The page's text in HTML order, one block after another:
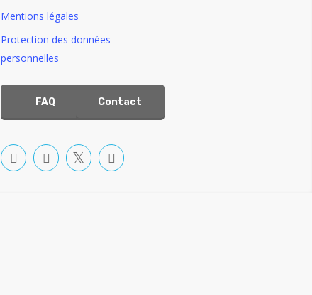
Mentions légales
Protection des données
personnelles
FAQ Contact